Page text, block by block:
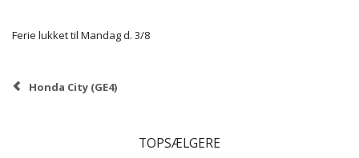
Ferie lukket til Mandag d. 3/8
Honda City (GE4)
TOPSÆLGERE